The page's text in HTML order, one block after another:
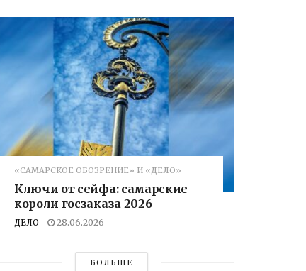
«САМАРСКОЕ ОБОЗРЕНИЕ» И «ДЕЛО»
Ключи от сейфа: самарские
короли госзаказа 2026
ДЕЛО 28.06.2026
БОЛЬШЕ